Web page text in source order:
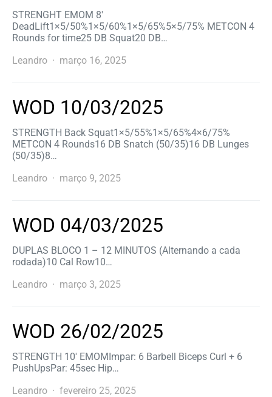
STRENGHT EMOM 8′
DeadLift1×5/50%1×5/60%1×5/65%5×5/75% METCON 4
Rounds for time25 DB Squat20 DB…
Leandro
março 16, 2025
WOD 10/03/2025
STRENGTH Back Squat1×5/55%1×5/65%4×6/75%
METCON 4 Rounds16 DB Snatch (50/35)16 DB Lunges
(50/35)8…
Leandro
março 9, 2025
WOD 04/03/2025
DUPLAS BLOCO 1 – 12 MINUTOS (Alternando a cada
rodada)10 Cal Row10…
Leandro
março 3, 2025
WOD 26/02/2025
STRENGTH 10′ EMOMImpar: 6 Barbell Biceps Curl + 6
PushUpsPar: 45sec Hip…
Leandro
fevereiro 25, 2025